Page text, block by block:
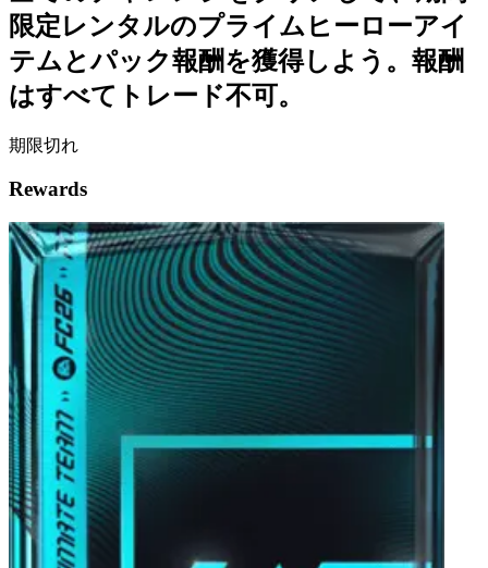
限定レンタルのプライムヒーローアイ
テムとパック報酬を獲得しよう。報酬
はすべてトレード不可。
期限切れ
Rewards